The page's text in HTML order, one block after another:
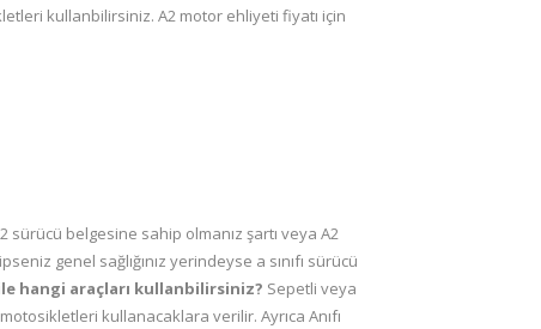
kullanbilirsiniz. A2 motor ehliyeti fiyatı için
sürücü belgesine sahip olmanız şartı veya A2
genel sağlığınız yerindeyse a sınıfı sürücü
hangi araçları kullanbilirsiniz? Sepetli veya
kullanacaklara verilir. Ayrıca Anıfı